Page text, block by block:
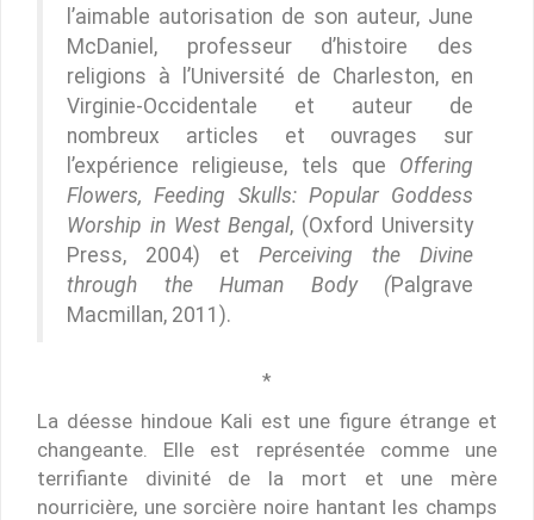
l’aimable autorisation de son auteur, June
McDaniel, professeur d’histoire des
religions à l’Université de Charleston, en
Virginie-Occidentale et auteur de
nombreux articles et ouvrages sur
l’expérience religieuse, tels que Offering
Flowers, Feeding Skulls: Popular Goddess
Worship in West Bengal, (Oxford University
Press, 2004) et Perceiving the Divine
through the Human Body (Palgrave
Macmillan, 2011).
*
La déesse hindoue Kali est une figure étrange et
changeante. Elle est représentée comme une
terrifiante divinité de la mort et une mère
nourricière, une sorcière noire hantant les champs